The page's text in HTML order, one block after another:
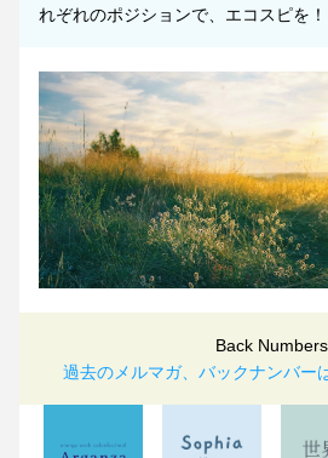
れぞれのポジションで、エコスピを！
Back Numbers
過去のメルマガ、バックナンバー